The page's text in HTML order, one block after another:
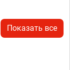
Показать все